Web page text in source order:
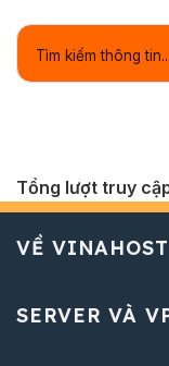
Tổng lượt truy
VỀ VINAHOST
SERVER VÀ